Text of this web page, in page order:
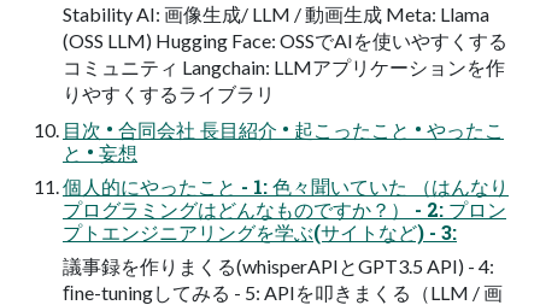
Stability AI: 画像⽣成/ LLM / 動画⽣成 Meta: Llama
(OSS LLM) Hugging Face: OSSでAIを使いやすくする
コミュニティ Langchain: LLMアプリケーションを作
りやすくするライブラリ
⽬次 • 合同会社 ⻑⽬紹介 • 起こったこと • やったこ
と • 妄想
個⼈的にやったこと - 1: ⾊々聞いていた （はんなり
プログラミングはどんなものですか？） - 2: プロン
プトエンジニアリングを学ぶ(サイトなど) - 3:
議事録を作りまくる(whisperAPIとGPT3.5 API) - 4:
ﬁne-tuningしてみる - 5: APIを叩きまくる（LLM / 画